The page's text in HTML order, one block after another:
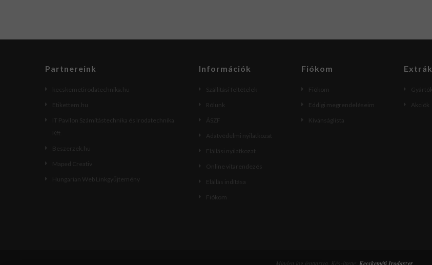
Partnereink
kecskemetirodatechnika.hu
Etikettem.hu
IT Pavilon Számítástechnika és Irodatechnika
Kft.
Beszerzek.hu
Maped Creativ
Hungarian Web Linkgyűjtemény
Információk
Szállítási feltételek
Rólunk
ÁSZF
Adatvédelmi nyilatkozat
Elállási nyilatkozat
Online vitarendezés
Elállás indítása
Fiókom
Fiókom
Fiókom
Eddigi megrendeléseim
Kívánságlista
Extrák
Gyártók
Akciók
Minden jog fenttartva. Készíttette: Kecskeméti Irodaszer